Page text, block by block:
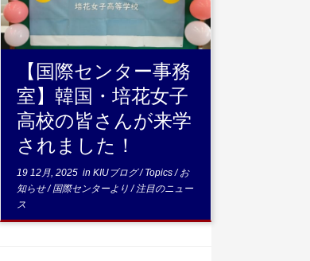
...続きを読む
【国際センター事務
室】韓国・培花女子
高校の皆さんが来学
されました！
19 12月, 2025 inKIUブログ/Topics/お
知らせ/国際センターより/注目のニュー
ス